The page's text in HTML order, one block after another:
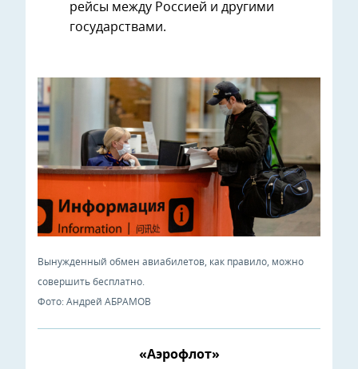
рейсы между Россией и другими
государствами.
Вынужденный обмен авиабилетов, как правило, можно
совершить бесплатно.
Фото: Андрей АБРАМОВ
«Аэрофлот»